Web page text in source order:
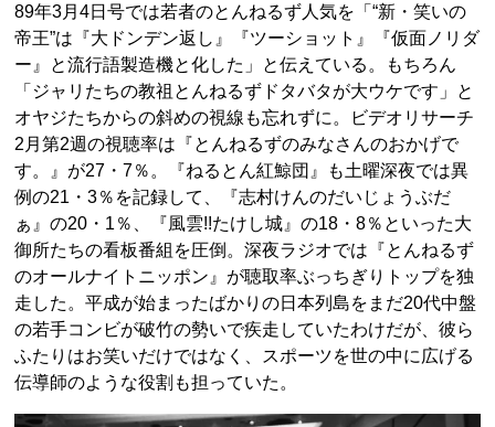
89年3月4日号では若者のとんねるず人気を「“新・笑いの
帝王”は『大ドンデン返し』『ツーショット』『仮面ノリダ
ー』と流行語製造機と化した」と伝えている。もちろん
「ジャリたちの教祖とんねるずドタバタが大ウケです」と
オヤジたちからの斜めの視線も忘れずに。ビデオリサーチ
2月第2週の視聴率は『とんねるずのみなさんのおかげで
す。』が27・7％。『ねるとん紅鯨団』も土曜深夜では異
例の21・3％を記録して、『志村けんのだいじょうぶだ
ぁ』の20・1％、『風雲!!たけし城』の18・8％といった大
御所たちの看板番組を圧倒。深夜ラジオでは『とんねるず
のオールナイトニッポン』が聴取率ぶっちぎりトップを独
走した。平成が始まったばかりの日本列島をまだ20代中盤
の若手コンビが破竹の勢いで疾走していたわけだが、彼ら
ふたりはお笑いだけではなく、スポーツを世の中に広げる
伝導師のような役割も担っていた。